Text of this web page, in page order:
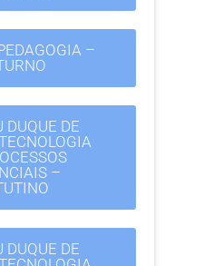
–
DUQUE DE
–
DUQUE DE